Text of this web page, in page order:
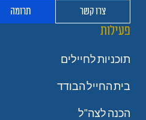
צרו קשר תרומה
פעילות
תוכניות לחיילים
בית החייל הבודד
הכנה לצה"ל